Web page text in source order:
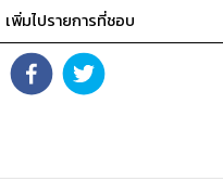
เพิ่มไปรายการที่ชอบ